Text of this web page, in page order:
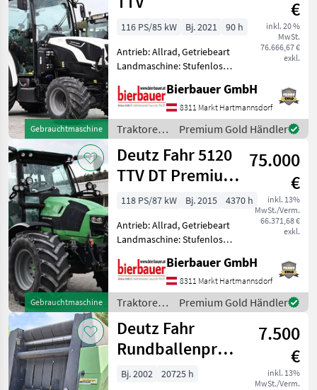
Gebrauchtmaschine
€
inkl. 20 %
MwSt.
76.666,67 €
exkl.
116 PS/85 kW Bj. 2021
90 h
Antrieb: Allrad, Getriebeart
Landmaschine: Stufenloses
Zapfwellendrehzahl:
540/1000,
Höchstgeschwindigkeit in
km/h: 40 km/h, Aufladung:
Turbo
Bierbauer GmbH
8311 Markt Hartmannsdorf
Traktoren
/ Deutz
Fahr
Premium Gold Händler
Gebrauchtmaschine
Deutz Fahr 5120
TTV DT Premium
Plus
75.000
€
inkl. 13%
MwSt./Verm.
66.371,68 €
exkl.
118 PS/87 kW Bj. 2015
4370 h
Antrieb: Allrad, Getriebeart
Landmaschine: Stufenloses
Zapfwellendrehzahl:
540/540E/1000,
Höchstgeschwindigkeit in
km/h: 50 km/h, Aufladung:
Bierbauer GmbH
8311 Markt Hartmannsdorf
Traktoren
/ Deutz
Fahr
Premium Gold Händler
Deutz Fahr
Rundballenpresse
RB 4.60-OC
7.500
€
inkl. 13%
MwSt./Verm.
Bj. 2002
20725 h